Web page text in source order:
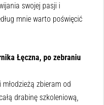
swojej pasji i
mnie warto poświęcić
Łęczna, po zebraniu
zbieram od
drabinę szkoleniową,